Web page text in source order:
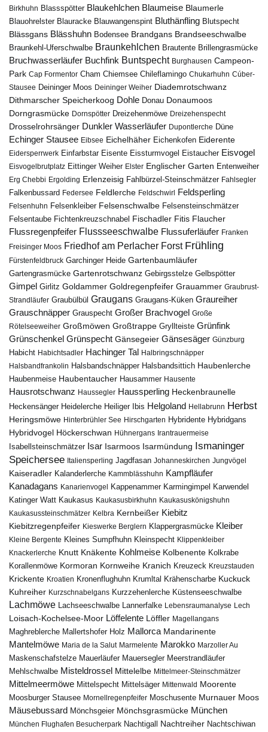
Birkhuhn Blassspötter Blaukehlchen Blaumeise Blaumerle
Blauohrelster Blauracke Blauwangenspint Bluthänfling Blutspecht
Blässgans Blässhuhn Bodensee Brandgans Brandseeschwalbe
Braunkehl-Uferschwalbe Braunkehlchen Brautente Brillengrasmücke
Bruchwasserläufer Buchfink Buntspecht Burghausen Campeon-
Park Cap Formentor Cham Chiemsee Chileflamingo Chukarhuhn Cúber-
Stausee Deininger Moos Deininger Weiher Diademrotschwanz
Dithmarscher Speicherkoog Dohle Donau Donaumoos
Dorngrasmücke Dornspötter Dreizehenmöwe Dreizehenspecht
Drosselrohrsänger Dunkler Wasserläufer Dupontlerche Düne
Echinger Stausee Eibsee Eichelhäher Eichenkofen Eiderente
Eidersperrwerk Einfarbstar Eisente Eissturmvogel Eistaucher Eisvogel
Eisvogelbrutplatz Eittinger Weiher Elster Englischer Garten Entenweiher
Erg Chebbi Ergolding Erlenzeisig Fahlbürzel-Steinschmätzer Fahlsegler
Falkenbussard Federsee Feldlerche Feldschwirl Feldsperling
Felsenhuhn Felsenkleiber Felsenschwalbe Felsensteinschmätzer
Felsentaube Fichtenkreuzschnabel Fischadler Fitis Flaucher
Flussregenpfeifer Flussseeschwalbe Flussuferläufer Franken
Freisinger Moos Friedhof am Perlacher Forst Frühling
Fürstenfeldbruck Garchinger Heide Gartenbaumläufer
Gartengrasmücke Gartenrotschwanz Gebirgsstelze Gelbspötter
Gimpel Girlitz Goldammer Goldregenpfeifer Grauammer Graubrust-
Strandläufer Graubülbül Graugans Graugans-Küken Graureiher
Grauschnäpper Grauspecht Großer Brachvogel Große
Rötelseeweiher Großmöwen Großtrappe Gryllteiste Grünfink
Grünschenkel Grünspecht Gänsegeier Gänsesäger Günzburg
Habicht Habichtsadler Hachinger Tal Halbringschnäpper
Halsbandfrankolin Halsbandschnäpper Halsbandsittich Haubenlerche
Haubenmeise Haubentaucher Hausammer Hausente
Hausrotschwanz Haussegler Haussperling Heckenbraunelle
Heckensänger Heidelerche Heiliger Ibis Helgoland Hellabrunn Herbst
Heringsmöwe Hinterbrühler See Hirschgarten Hybridente Hybridgans
Hybridvogel Höckerschwan Hühnergans Irantrauermeise
Isabellsteinschmätzer Isar Isarmoos Isarmündung Ismaninger
Speichersee Italiensperling Jagdfasan Johanneskirchen Jungvögel
Kaiseradler Kalanderlerche Kammblässhuhn Kampfläufer
Kanadagans Kanarienvogel Kappenammer Karmingimpel Karwendel
Katinger Watt Kaukasus Kaukasusbirkhuhn Kaukasuskönigshuhn
Kaukasussteinschmätzer Kelbra Kernbeißer Kiebitz
Kiebitzregenpfeifer Kieswerke Berglern Klappergrasmücke Kleiber
Kleine Bergente Kleines Sumpfhuhn Kleinspecht Klippenkleiber
Knackerlerche Knutt Knäkente Kohlmeise Kolbenente Kolkrabe
Korallenmöwe Kormoran Kornweihe Kranich Kreuzeck Kreuzstauden
Krickente Kroatien Kronenflughuhn Krumltal Krähenscharbe Kuckuck
Kuhreiher Kurzschnabelgans Kurzzehenlerche Küstenseeschwalbe
Lachmöwe Lachseeschwalbe Lannerfalke Lebensraumanalyse Lech
Loisach-Kochelsee-Moor Löffelente Löffler Magellangans
Maghreblerche Mallertshofer Holz Mallorca Mandarinente
Mantelmöwe Maria de la Salut Marmelente Marokko Marzoller Au
Maskenschafstelze Mauerläufer Mauersegler Meerstrandläufer
Mehlschwalbe Misteldrossel Mittelelbe Mittelmeer-Steinschmätzer
Mittelmeermöwe Mittelspecht Mittelsäger Mittenwald Moorente
Moosburger Stausee Mornellregenpfeifer Moschusente Murnauer Moos
Mäusebussard Mönchsgeier Mönchsgrasmücke München
München Flughafen Besucherpark Nachtigall Nachtreiher Nachtschiwan